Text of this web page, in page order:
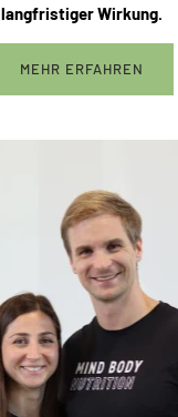
langfristiger Wirkung.
MEHR ERFAHREN